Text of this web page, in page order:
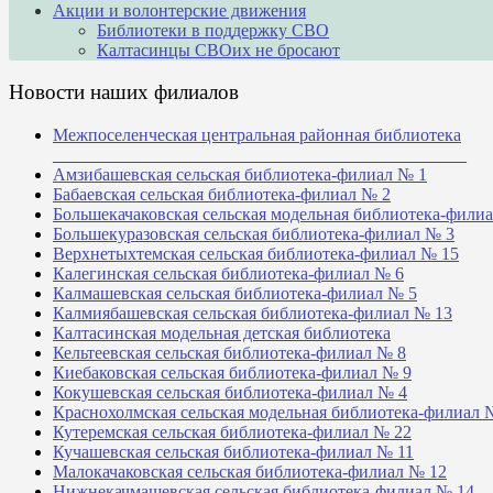
Акции и волонтерские движения
Библиотеки в поддержку СВО
Калтасинцы СВОих не бросают
Новости наших филиалов
Межпоселенческая центральная районная библиотека
Амзибашевская сельская библиотека-филиал № 1
Бабаевская сельская библиотека-филиал № 2
Большекачаковская сельская модельная библиотека-
Большекуразовская сельская библиотека-филиал № 3
Верхнетыхтемская сельская библиотека-филиал № 15
Калегинская сельская библиотека-филиал № 6
Калмашевская сельская библиотека-филиал № 5
Калмиябашевская сельская библиотека-филиал № 13
Калтасинская модельная детская библиотека
Кельтеевская сельская библиотека-филиал № 8
Киебаковская сельская библиотека-филиал № 9
Кокушевская сельская библиотека-филиал № 4
Краснохолмская сельская модельная библиотека-филиал
Кутеремская сельская библиотека-филиал № 22
Кучашевская сельская библиотека-филиал № 11
Малокачаковская сельская библиотека-филиал № 12